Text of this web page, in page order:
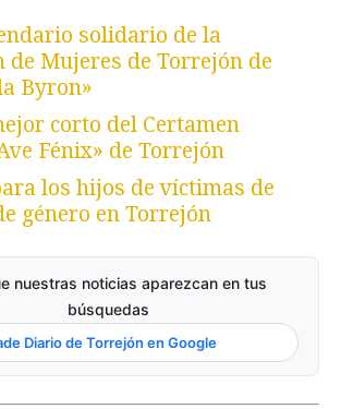
solidario de la
de Mujeres de Torrejón de
Byron»
corto del Certamen
Fénix» de Torrejón
los hijos de víctimas de
género en Torrejón
nuestras noticias aparezcan en tus
búsquedas
Diario de Torrejón en Google